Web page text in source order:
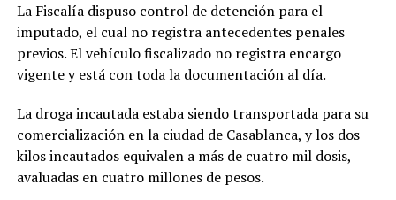
La Fiscalía dispuso control de detención para el
imputado, el cual no registra antecedentes penales
previos. El vehículo fiscalizado no registra encargo
vigente y está con toda la documentación al día.
La droga incautada estaba siendo transportada para su
comercialización en la ciudad de Casablanca, y los dos
kilos incautados equivalen a más de cuatro mil dosis,
avaluadas en cuatro millones de pesos.